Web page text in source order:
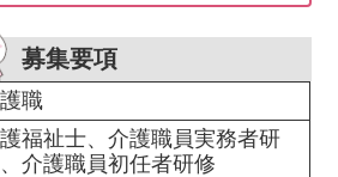
募集要項
職
福祉士、介護職員実務者研
介護職員初任者研修